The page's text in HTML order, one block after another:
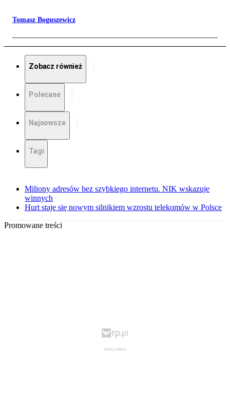
Tomasz Boguszewicz
Zobacz również
Polecane
Najnowsze
Tagi
Miliony adresów bez szybkiego internetu. NIK wskazuje
winnych
Hurt staje się nowym silnikiem wzrostu telekomów w Polsce
Promowane treści